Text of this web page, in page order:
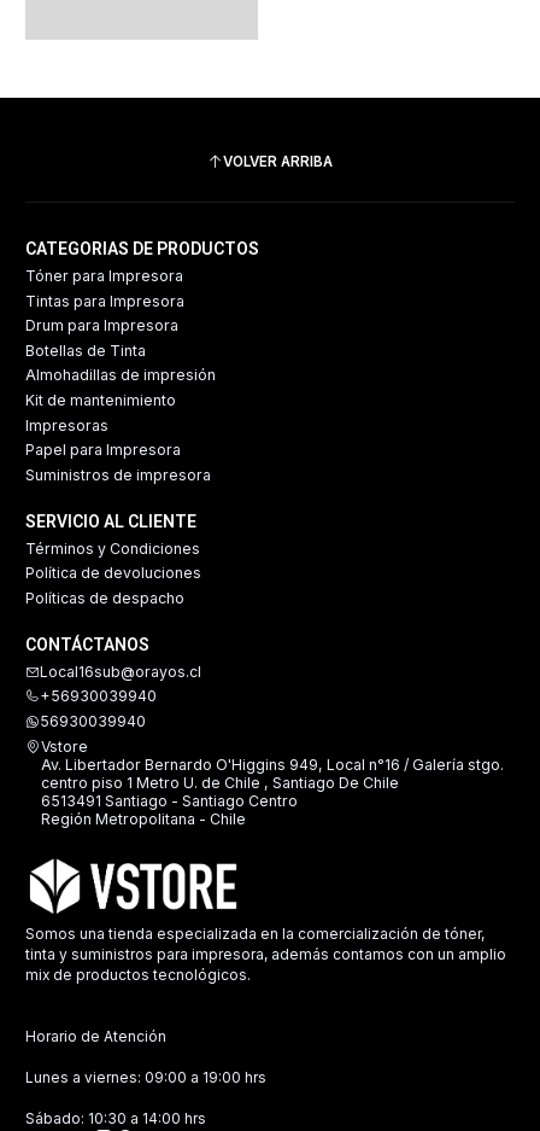
VOLVER ARRIBA
CATEGORIAS DE PRODUCTOS
Tóner para Impresora
Tintas para Impresora
Drum para Impresora
Botellas de Tinta
Almohadillas de impresión
Kit de mantenimiento
Impresoras
Papel para Impresora
Suministros de impresora
SERVICIO AL CLIENTE
Términos y Condiciones
Política de devoluciones
Políticas de despacho
CONTÁCTANOS
Local16sub@orayos.cl
+56930039940
56930039940
Vstore
Av. Libertador Bernardo O'Higgins 949, Local n°16 / Galería stgo.
centro piso 1 Metro U. de Chile , Santiago De Chile
6513491 Santiago - Santiago Centro
Región Metropolitana - Chile
Somos una tienda especializada en la comercialización de tóner,
tinta y suministros para impresora, además contamos con un amplio
mix de productos tecnológicos.
Horario de Atención
Lunes a viernes: 09:00 a 19:00 hrs
Sábado: 10:30 a 14:00 hrs